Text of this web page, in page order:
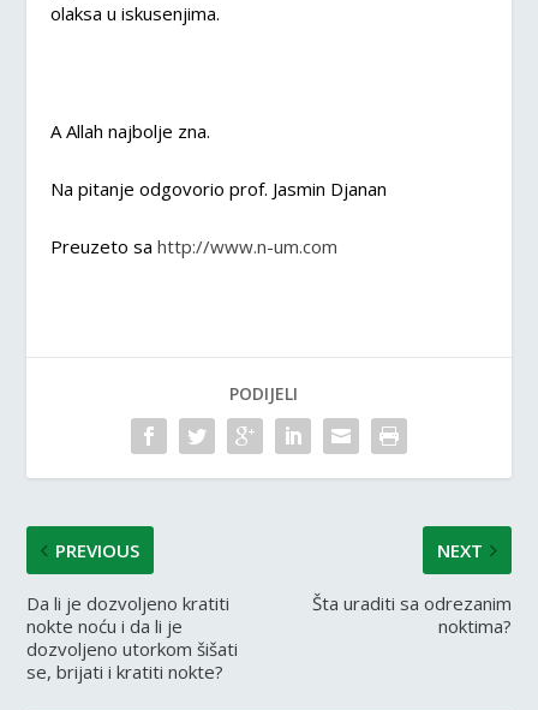
olaksa u iskusenjima.
A Allah najbolje zna.
Na pitanje odgovorio prof. Jasmin Djanan
Preuzeto sahttp://www.n-um.com
PODIJELI
PREVIOUS
Da li je dozvoljeno kratiti
nokte noću i da li je
dozvoljeno utorkom šišati
se, brijati i kratiti nokte?
NEXT
Šta uraditi sa odrezanim
noktima?